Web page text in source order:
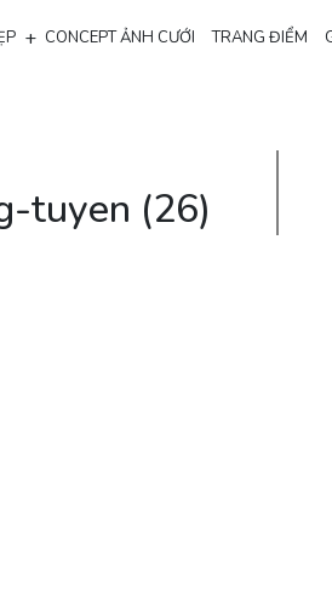
+ CONCEPT ẢNH CƯỚI TRANG ĐIỂM
tuyen (26)